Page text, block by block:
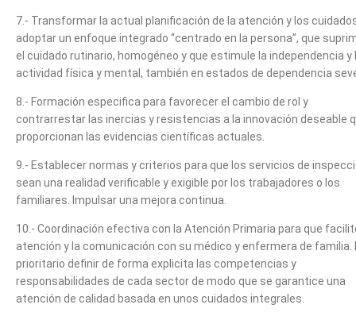
7.- Transformar la actual planificación de la atención y los
adoptar un enfoque integrado “centrado en la persona”, que
el cuidado rutinario, homogéneo y que estimule la independencia y
actividad física y mental, también en estados de dependencia
8.- Formación especifica para favorecer el cambio de rol y
contrarrestar las inercias y resistencias a la innovación deseable
proporcionan las evidencias científicas actuales.
9.- Establecer normas y criterios para que los servicios de
sean una realidad verificable y exigible por los trabajadores o los
familiares. Impulsar una mejora continua.
10.- Coordinación efectiva con la Atención Primaria para que
atención y la comunicación con su médico y enfermera de familia.
prioritario definir de forma explicita las competencias y
responsabilidades de cada sector de modo que se garantice una
atención de calidad basada en unos cuidados integrales.